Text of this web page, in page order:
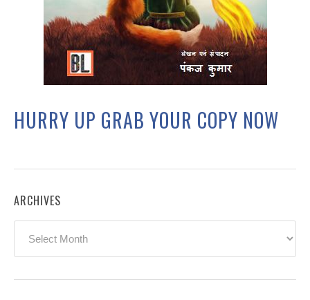
HURRY UP GRAB YOUR COPY NOW
ARCHIVES